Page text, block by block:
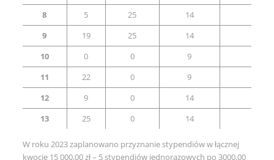
8
5 25 14
9
19 25 14
10
0 0 9
11
22 0 9
12
9 0 14
13
25 0 14
W roku 2023 zaplanowano przyznanie stypendiów w łącznej
kwocie 15 000,00 zł – 5 stypendiów jednorazowych po 3000,00